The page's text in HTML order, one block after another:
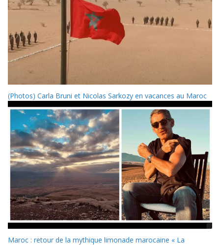
(Photos) Carla Bruni et Nicolas Sarkozy en vacances au Maroc
Maroc : retour de la mythique limonade marocaine « La